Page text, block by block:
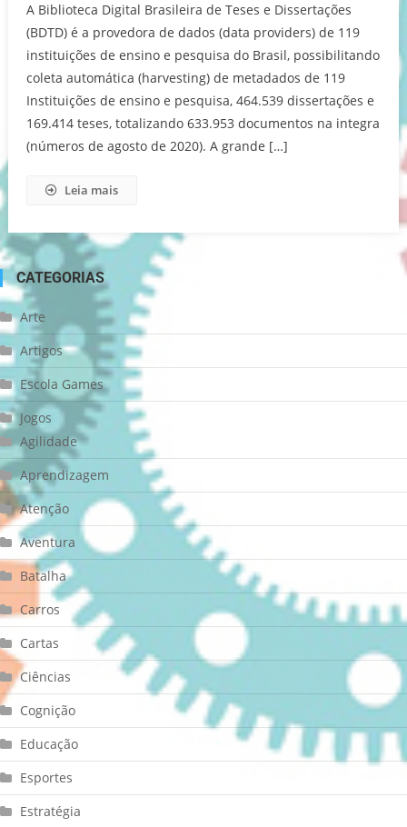
A Biblioteca Digital Brasileira de Teses e Dissertações
(BDTD) é a provedora de dados (data providers) de 119
instituições de ensino e pesquisa do Brasil, possibilitando
coleta automática (harvesting) de metadados de 119
Instituições de ensino e pesquisa, 464.539 dissertações e
169.414 teses, totalizando 633.953 documentos na integra
(números de agosto de 2020). A grande […]
Leia mais
CATEGORIAS
Arte
Artigos
Escola Games
Jogos
Agilidade
Aprendizagem
Atenção
Aventura
Batalha
Carros
Cartas
Ciências
Cognição
Educação
Esportes
Estratégia